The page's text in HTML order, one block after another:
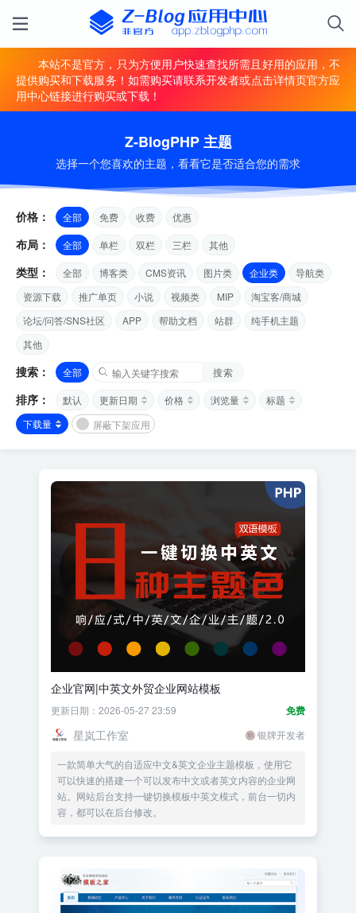
本站不是官方，只为方便用户快速查找所需且好用的应用，不
提供购买和下载服务！如需购买请联系开发者或点击详情页官方应
用中心链接进行购买或下载！
Z-BlogPHP 主题
选择一个您喜欢的主题，看看它是否适合您的需求
价格： 全部 免费 收费 优惠
布局： 全部 单栏 双栏 三栏 其他
类型： 全部 博客类 CMS资讯 图片类 企业类
导航类
资源下载
推广单页 小说 视频类 MIP
淘宝客/商城
论坛/问答/SNS社区
APP 帮助文档 站群
纯手机主题
其他
搜索： 全部 搜索
排序： 默认 更新日期 价格 浏览量
标题
下载量
屏蔽下架应用
企业官网|中英文外贸企业网站模板
免费
更新日期：2026-05-27 23:59
星岚工作室 银牌开发者
一款简单大气的自适应中文&英文企业主题模板，使用它
可以快速的搭建一个可以发布中文或者英文内容的企业网
站。网站后台支持一键切换模板中英文模式，前台一切内
容，都可以在后台修改。